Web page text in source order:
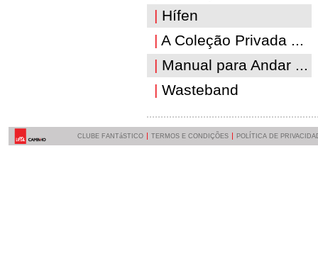
| Hífen
| A Coleção Privada ...
| Manual para Andar ...
| Wasteband
CLUBE FANTáSTICO TERMOS E CONDIÇÕES POLÍTICA DE